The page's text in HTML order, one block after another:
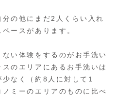
の他にまだ2人くらい入れ
ースがあります。
い体験をするのがお手洗い
のエリアにあるお手洗いは
なく（約8人に対して1
ミーのエリアのものに比べ